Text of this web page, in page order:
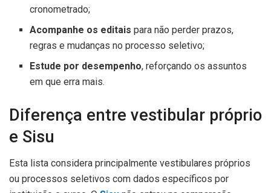
cronometrado;
Acompanhe os editais para não perder prazos,
regras e mudanças no processo seletivo;
Estude por desempenho, reforçando os assuntos
em que erra mais.
Diferença entre vestibular próprio
e Sisu
Esta lista considera principalmente vestibulares próprios
ou processos seletivos com dados específicos por